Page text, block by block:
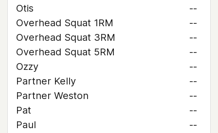
Otis
--
Overhead Squat 1RM
--
Overhead Squat 3RM
--
Overhead Squat 5RM
--
Ozzy
--
Partner Kelly
--
Partner Weston
--
Pat
--
Paul
--